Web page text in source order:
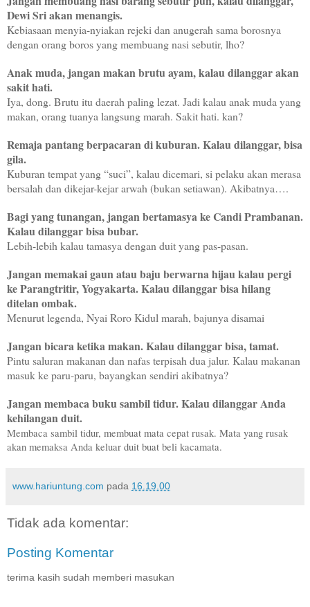
Dewi Sri akan menangis.
Kebiasaan menyia-nyiakan rejeki dan anugerah sama borosnya
dengan orang boros yang membuang nasi sebutir, lho?
Anak muda, jangan makan brutu ayam, kalau dilanggar akan
sakit hati.
Iya, dong. Brutu itu daerah paling lezat. Jadi kalau anak muda yang
makan, orang tuanya langsung marah. Sakit hati. kan?
Remaja pantang berpacaran di kuburan. Kalau dilanggar, bisa
gila.
Kuburan tempat yang “suci”, kalau dicemari, si pelaku akan merasa
bersalah dan dikejar-kejar arwah (bukan setiawan). Akibatnya….
Bagi yang tunangan, jangan bertamasya ke Candi Prambanan.
Kalau dilanggar bisa bubar.
Lebih-lebih kalau tamasya dengan duit yang pas-pasan.
Jangan memakai gaun atau baju berwarna hijau kalau pergi
ke Parangtritir, Yogyakarta. Kalau dilanggar bisa hilang
ditelan ombak.
Menurut legenda, Nyai Roro Kidul marah, bajunya disamai
Jangan bicara ketika makan. Kalau dilanggar bisa, tamat.
Pintu saluran makanan dan nafas terpisah dua jalur. Kalau makanan
masuk ke paru-paru, bayangkan sendiri akibatnya?
Jangan membaca buku sambil tidur. Kalau dilanggar Anda
kehilangan duit.
Membaca sambil tidur, membuat mata cepat rusak. Mata yang rusak
akan memaksa Anda keluar duit buat beli kacamata.
www.hariuntung.com pada 16.19.00
Tidak ada komentar:
Posting Komentar
terima kasih sudah memberi masukan